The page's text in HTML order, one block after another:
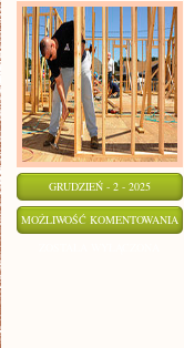
GRUDZIEŃ - 2 - 2025
MOŻLIWOŚĆ KOMENTOWANIA